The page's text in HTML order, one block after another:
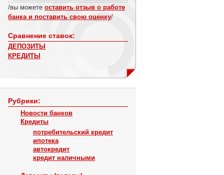
/вы можете оставить отзыв о работе
банка и поставить свою оценку/
Сравнение ставок:
ДЕПОЗИТЫ
КРЕДИТЫ
Рубрики:
Новости банков
Кредиты
потребительский кредит
ипотека
автокредит
кредит наличными